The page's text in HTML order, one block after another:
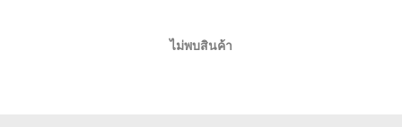
ไม่พบสินค้า